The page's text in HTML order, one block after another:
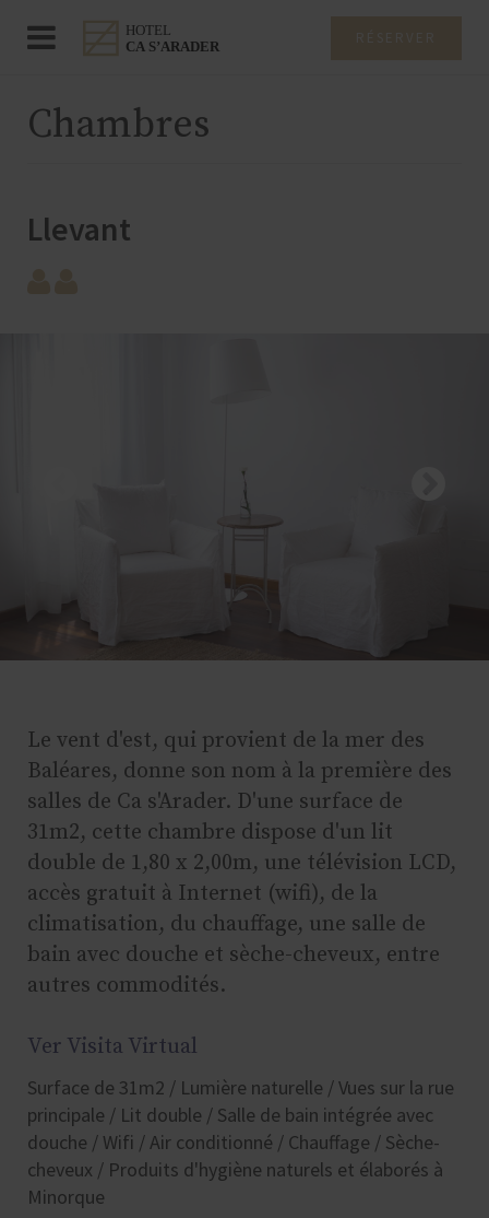
Chambres
Llevant
Le vent d'est, qui provient de la mer des
Baléares, donne son nom à la première des
salles de Ca s'Arader. D'une surface de
31m2, cette chambre dispose d'un lit
double de 1,80 x 2,00m, une télévision LCD,
accès gratuit à Internet (wifi), de la
climatisation, du chauffage, une salle de
bain avec douche et sèche-cheveux, entre
autres commodités.
Ver Visita Virtual
Surface de 31m2 / Lumière naturelle / Vues sur la rue
principale / Lit double / Salle de bain intégrée avec
douche / Wifi / Air conditionné / Chauffage / Sèche-
cheveux / Produits d'hygiène naturels et élaborés à
Minorque